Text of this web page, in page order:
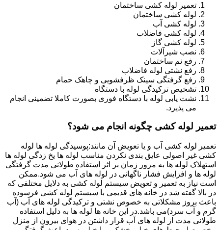
تعمیر لوله کشی ساختمان
لوله کشی ساختمان
لوله کشی آب
لوله کشی فاضلاب
لوله کشی گاز
نصب شیرآلات
رفع نم ساختمان
رفع نشتی لوله فاضلاب
رفع گرفتگی سینک ظرفشویی و چاهک حمام
تشخیص ترکیدگی لوله با دستگاه
نشت یابی لوله با دستگاه فوری بصورت کاملا تضمینی انجام
می پذیرد.
تعمیر لوله کشی چگونه انجام می شود؟
تعمیر لوله کشی آب و یا تعویض آن مانند:پوسیدگی لوله ها لوله
کشی غیر اصولی عایق بندی نکردن مناسب لوله ها یخ زدگی لوله ها
استهلاک لوله ها به مرور زمان بر اثر استفاده طولانی مدت گرفتگی
لوله ها و افزایش فشار ناگهانی در لوله های آب می شود.ممکن
است نیاز به تعمیر و تعویض سیستم لوله کشی به دلایل مختلفی که
در بالا گفته شد در خانه های قدیمی با سیستم لوله کشی فرسوده
باعث بروز مشکلاتی به خصوص نشتی و ترکیدگی لوله های آب (آب
گرم و آب سرد)می باشد.در این خانه ها لوله ها به دلیل استفاده
طولانی مدت از لوله های آب قرار داشتن در هوای بیرون از منزل